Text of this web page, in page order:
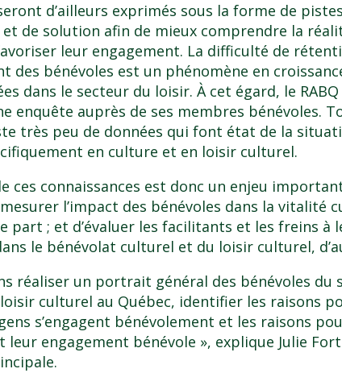
d’ailleurs exprimés sous la forme de pistes
et de solution afin de mieux comprendre la
leur engagement. La difficulté de
des bénévoles est un phénomène en
dans le secteur du loisir. À cet égard, le
enquête auprès de ses membres bénévoles.
très peu de données qui font état de la
en culture et en loisir culturel.
ces connaissances est donc un enjeu
l’impact des bénévoles dans la vitalité
part ; et d’évaluer les facilitants et les freins à
le bénévolat culturel et du loisir culturel,
réaliser un portrait général des bénévoles du
culturel au Québec, identifier les raisons
s’engagent bénévolement et les raisons
leur engagement bénévole », explique Julie